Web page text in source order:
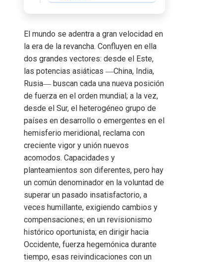
El mundo se adentra a gran velocidad en
la era de la revancha. Confluyen en ella
dos grandes vectores: desde el Este,
las potencias asiáticas ―China, India,
Rusia― buscan cada una nueva posición
de fuerza en el orden mundial; a la vez,
desde el Sur, el heterogéneo grupo de
países en desarrollo o emergentes en el
hemisferio meridional, reclama con
creciente vigor y unión nuevos
acomodos. Capacidades y
planteamientos son diferentes, pero hay
un común denominador en la voluntad de
superar un pasado insatisfactorio, a
veces humillante, exigiendo cambios y
compensaciones; en un revisionismo
histórico oportunista; en dirigir hacia
Occidente, fuerza hegemónica durante
tiempo, esas reivindicaciones con un